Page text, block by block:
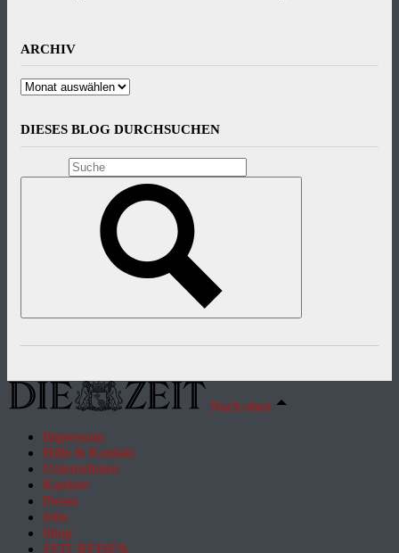
ARCHIV
Archiv
DIESES BLOG DURCHSUCHEN
Nach oben
Impressum
Hilfe & Kontakt
Unternehmen
Karriere
Presse
Jobs
Shop
ZEIT REISEN